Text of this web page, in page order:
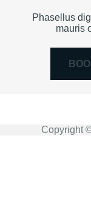
Phasellus
mauris
Copyright